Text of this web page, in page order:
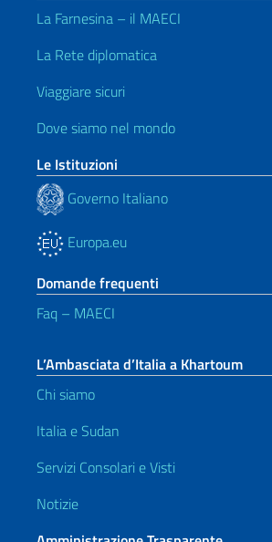
La Farnesina – il MAECI
La Rete diplomatica
Viaggiare sicuri
Dove siamo nel mondo
Le Istituzioni
Governo Italiano
Europa.eu
Domande frequenti
Faq – MAECI
L’Ambasciata d’Italia a Khartoum
Chi siamo
Italia e Sudan
Servizi Consolari e Visti
Notizie